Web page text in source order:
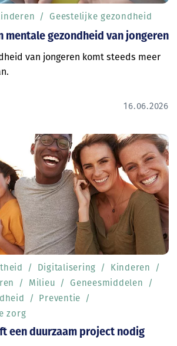
mentale gezondheid van jongeren
van jongeren komt steeds meer
Geestelijke gezondheid
16.06.2026
een duurzaam project nodig
Digitalisering
Kinderen
Milieu
Geneesmiddelen
Preventie
zorg